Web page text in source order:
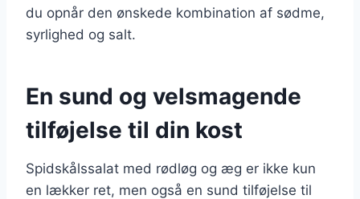
du opnår den ønskede kombination af sødme,
syrlighed og salt.
En sund og velsmagende
tilføjelse til din kost
Spidskålssalat med rødløg og æg er ikke kun
en lækker ret, men også en sund tilføjelse til